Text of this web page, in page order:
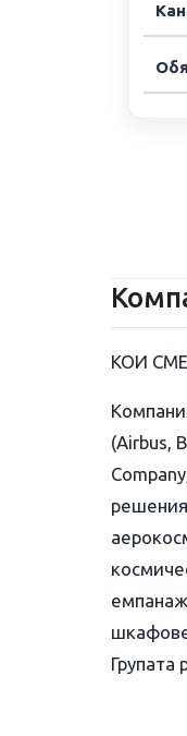
КОИ
(Airbus,
решения